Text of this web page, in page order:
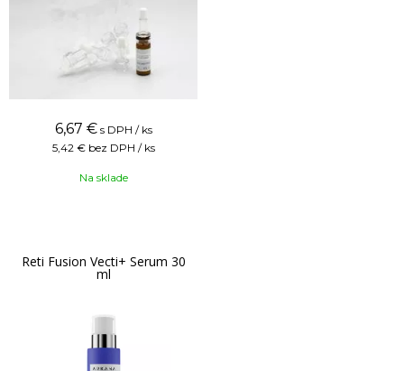
6,67 € s DPH / ks
5,42 € bez DPH / ks
Na sklade
Reti Fusion Vecti+ Serum 30
ml